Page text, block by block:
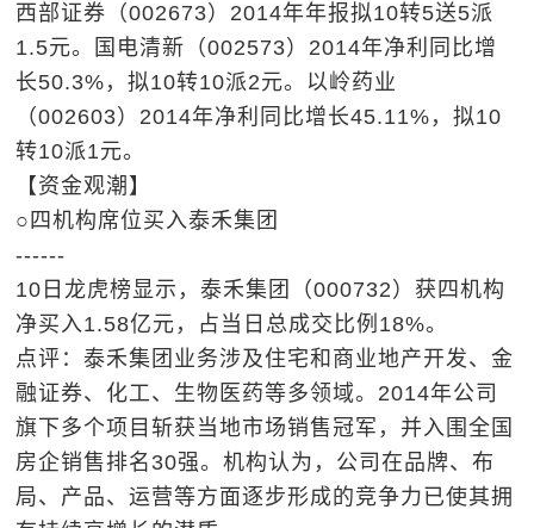
西部证券（002673）2014年年报拟10转5送5派
1.5元。国电清新（002573）2014年净利同比增
长50.3%，拟10转10派2元。以岭药业
（002603）2014年净利同比增长45.11%，拟10
转10派1元。
【资金观潮】
○四机构席位买入泰禾集团
------
10日龙虎榜显示，泰禾集团（000732）获四机构
净买入1.58亿元，占当日总成交比例18%。
点评：泰禾集团业务涉及住宅和商业地产开发、金
融证券、化工、生物医药等多领域。2014年公司
旗下多个项目斩获当地市场销售冠军，并入围全国
房企销售排名30强。机构认为，公司在品牌、布
局、产品、运营等方面逐步形成的竞争力已使其拥